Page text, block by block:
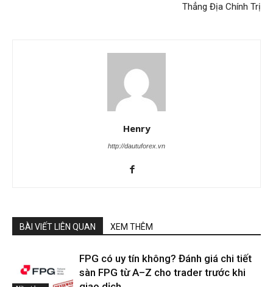
Thẳng Địa Chính Trị
Henry
http://dautuforex.vn
BÀI VIẾT LIÊN QUAN XEM THÊM
FPG có uy tín không? Đánh giá chi tiết
sàn FPG từ A–Z cho trader trước khi